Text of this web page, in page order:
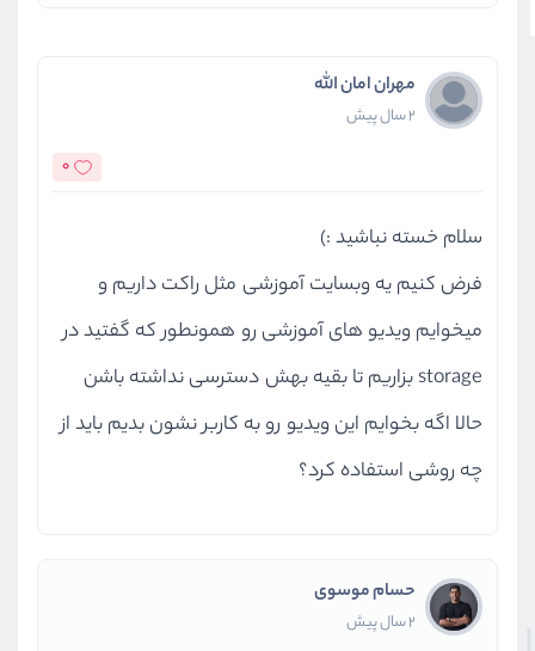
مهران امان الله
2 سال پیش
0
سلام خسته نباشید :)
فرض کنیم یه وبسایت آموزشی مثل راکت داریم و
میخوایم ویدیو های آموزشی رو همونطور که گفتید در
storage بزاریم تا بقیه بهش دسترسی نداشته باشن
حالا اگه بخوایم این ویدیو رو به کاربر نشون بدیم باید از
چه روشی استفاده کرد؟
حسام موسوی
2 سال پیش